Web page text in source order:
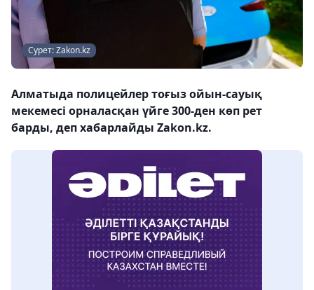
Сурет: Zakon.kz
Алматыда полицейлер тоғыз ойын-сауық
мекемесі орналасқан үйге 300-ден көп рет
барды, деп хабарлайды Zakon.kz.